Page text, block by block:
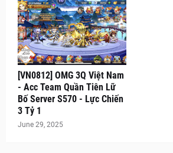
[VN0812] OMG 3Q Việt Nam
- Acc Team Quần Tiên Lữ
Bố Server S570 - Lực Chiến
3 Tỷ 1
June 29, 2025